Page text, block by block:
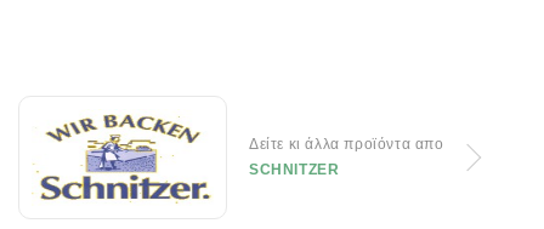
Δείτε κι άλλα προϊόντα απο
SCHNITZER